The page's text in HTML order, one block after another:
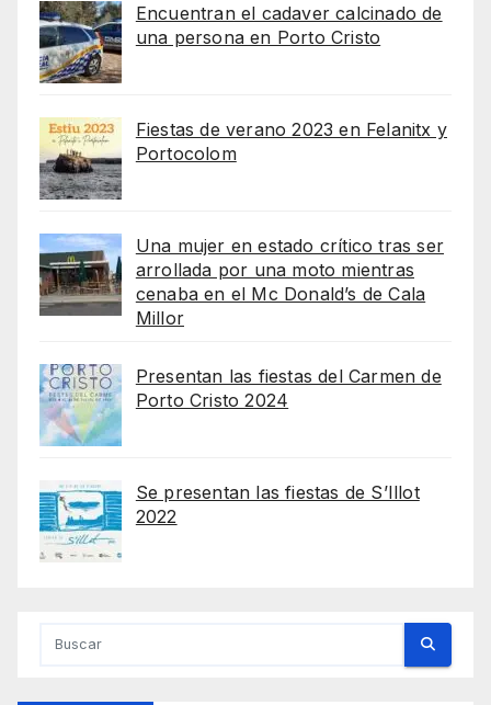
Encuentran el cadaver calcinado de
una persona en Porto Cristo
Fiestas de verano 2023 en Felanitx y
Portocolom
Una mujer en estado crítico tras ser
arrollada por una moto mientras
cenaba en el Mc Donald’s de Cala
Millor
Presentan las fiestas del Carmen de
Porto Cristo 2024
Se presentan las fiestas de S’Illot
2022